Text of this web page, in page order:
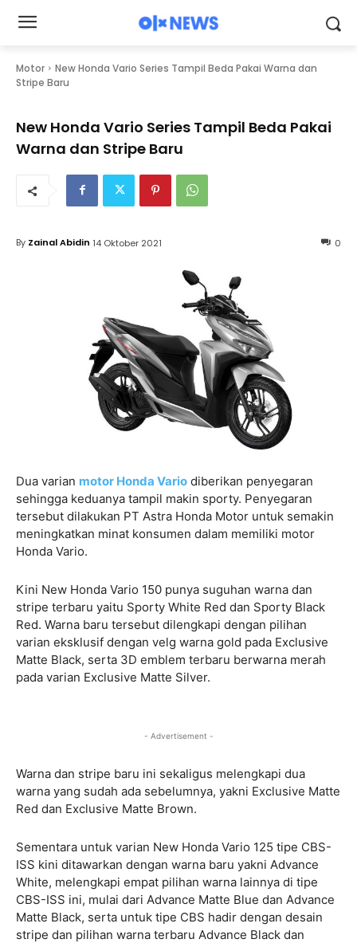
Motor
New Honda Vario Series Tampil Beda Pakai Warna dan
Stripe Baru
New Honda Vario Series Tampil Beda Pakai
Warna dan Stripe Baru
0
By Zainal Abidin 14 Oktober 2021
Dua varian motor Honda Vario diberikan penyegaran
sehingga keduanya tampil makin sporty. Penyegaran
tersebut dilakukan PT Astra Honda Motor untuk semakin
meningkatkan minat konsumen dalam memiliki motor
Honda Vario.
Kini New Honda Vario 150 punya suguhan warna dan
stripe terbaru yaitu Sporty White Red dan Sporty Black
Red. Warna baru tersebut dilengkapi dengan pilihan
varian eksklusif dengan velg warna gold pada Exclusive
Matte Black, serta 3D emblem terbaru berwarna merah
pada varian Exclusive Matte Silver.
- Advertisement -
Warna dan stripe baru ini sekaligus melengkapi dua
warna yang sudah ada sebelumnya, yakni Exclusive Matte
Red dan Exclusive Matte Brown.
Sementara untuk varian New Honda Vario 125 tipe CBS-
ISS kini ditawarkan dengan warna baru yakni Advance
White, melengkapi empat pilihan warna lainnya di tipe
CBS-ISS ini, mulai dari Advance Matte Blue dan Advance
Matte Black, serta untuk tipe CBS hadir dengan desain
stripe dan pilihan warna terbaru Advance Black dan